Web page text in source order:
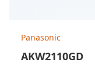
Panasonic
AKW2110GD